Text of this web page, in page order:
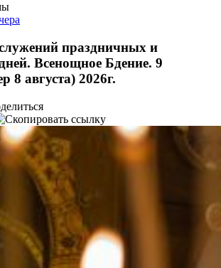
праздничных и
Всенощное Бдение. 9
8 августа) 2026г.